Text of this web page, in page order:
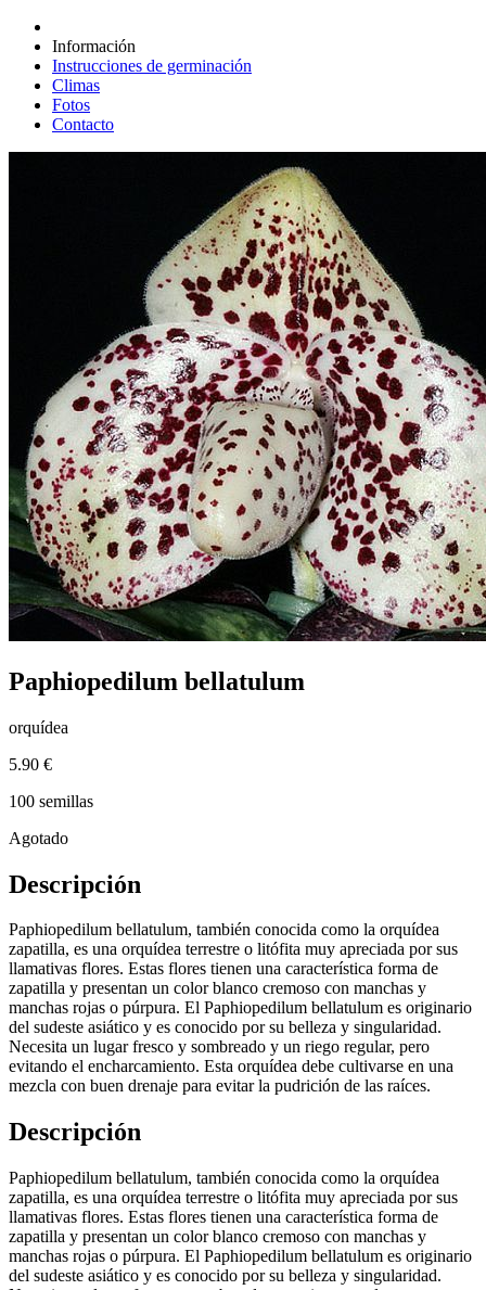
Información
Instrucciones de germinación
Climas
Fotos
Contacto
Paphiopedilum bellatulum
orquídea
5.90 €
100 semillas
Agotado
Descripción
Paphiopedilum bellatulum, también conocida como la orquídea
zapatilla, es una orquídea terrestre o litófita muy apreciada por sus
llamativas flores. Estas flores tienen una característica forma de
zapatilla y presentan un color blanco cremoso con manchas y
manchas rojas o púrpura. El Paphiopedilum bellatulum es originario
del sudeste asiático y es conocido por su belleza y singularidad.
Necesita un lugar fresco y sombreado y un riego regular, pero
evitando el encharcamiento. Esta orquídea debe cultivarse en una
mezcla con buen drenaje para evitar la pudrición de las raíces.
Descripción
Paphiopedilum bellatulum, también conocida como la orquídea
zapatilla, es una orquídea terrestre o litófita muy apreciada por sus
llamativas flores. Estas flores tienen una característica forma de
zapatilla y presentan un color blanco cremoso con manchas y
manchas rojas o púrpura. El Paphiopedilum bellatulum es originario
del sudeste asiático y es conocido por su belleza y singularidad.